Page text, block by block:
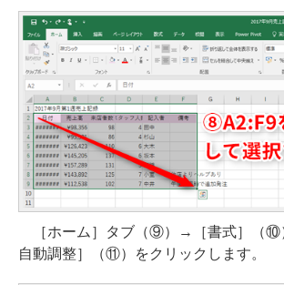
［ホーム］タブ（⑨）→［書式］（⑩
自動調整］（⑪）をクリックします。